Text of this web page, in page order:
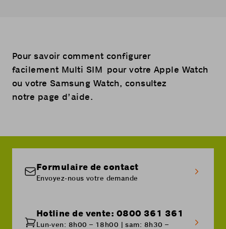
Pour savoir comment configurer
facilement Multi SIM pour votre Apple Watch
ou votre Samsung Watch, consultez
notre page d’aide.
Formulaire de contact
Envoyez-nous votre demande
Hotline de vente: 0800 361 361
Lun-ven: 8h00 – 18h00 | sam: 8h30 –